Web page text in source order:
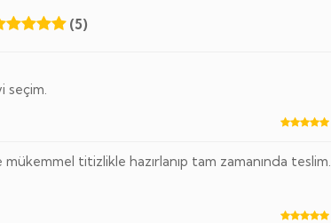
(5)
seçim.
titizlikle hazırlanıp tam zamanında teslim.